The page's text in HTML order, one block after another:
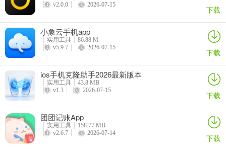
1、具备强大的宠物语言翻译功能，用户只需录制宠物的叫声，即可快
速获得翻译内容，从而更轻松地理解宠物的需求和情绪状态。
2、同时，该应用还支持人声翻译为猫叫或狗叫，让用户能够用“汪
语”“喵语”回应宠物，开启“跨物种”的沟通体验。
3、支持上传宠物照片快速生成超萌Q版手办角色，让用户仿佛拥有了
一个实体模型
频时增添乐趣，让宠物视频更加生动有趣
更新日志
v2.0.0
2026-07-15 下载
小象云手机app
实用工具
86.88 M
v5.9.7
2026-07-15 下载
ios手机克隆助手2026最新版本
实用工具
43.8 MB
v1.3
2026-07-15 下载
团团记账App
实用工具
158.77 MB
v2.6.7
2026-07-14 下载